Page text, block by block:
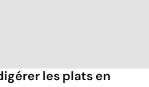
les plats en